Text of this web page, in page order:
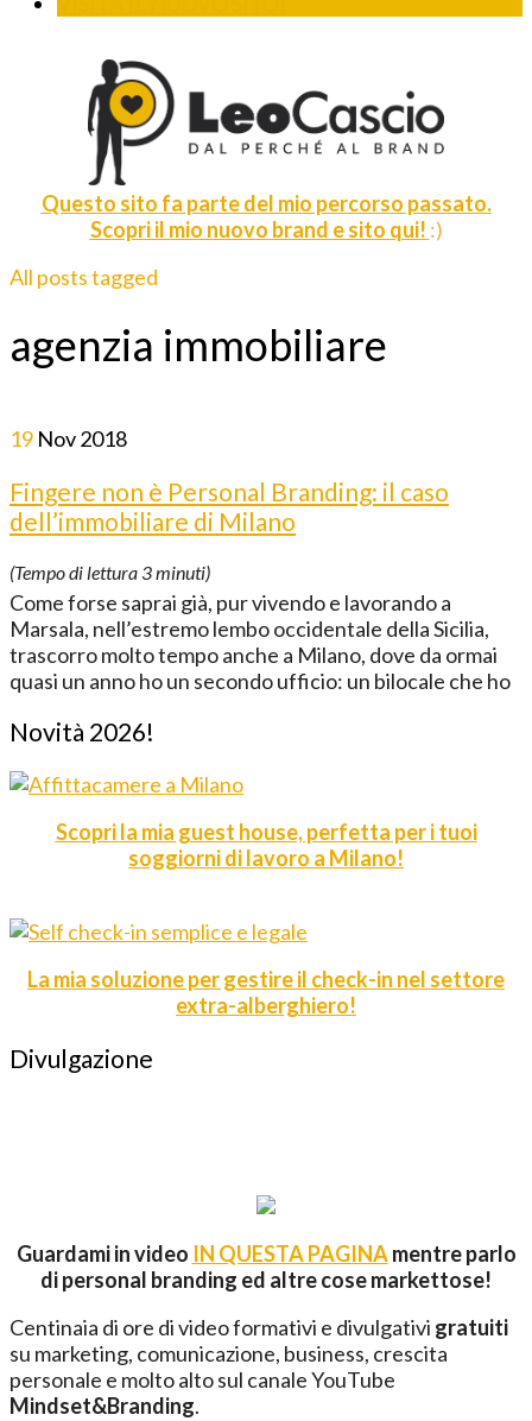
Questo sito fa parte del mio percorso passato.
Scopri il mio nuovo brand e sito qui! :)
All posts tagged
agenzia immobiliare
19 Nov2018
Fingere non è Personal Branding: il caso
dell’immobiliare di Milano
(Tempo di lettura 3minuti)
Come forse saprai già, pur vivendo e lavorando a
Marsala, nell’estremo lembo occidentale della Sicilia,
trascorro molto tempo anche a Milano, dove da ormai
quasi un anno ho un secondo ufficio: un bilocale che ho
Novità 2026!
Scopri la mia guest house, perfetta per i tuoi
soggiorni di lavoro a Milano!
La mia soluzione per gestire il check-in nel settore
extra-alberghiero!
Divulgazione
Guardami in video IN QUESTA PAGINAmentre parlo
di personal branding ed altre cose markettose!
Centinaia di ore di video formativi e divulgativi gratuiti
su marketing, comunicazione, business, crescita
personale e molto alto sul canale YouTube
Mindset&Branding.